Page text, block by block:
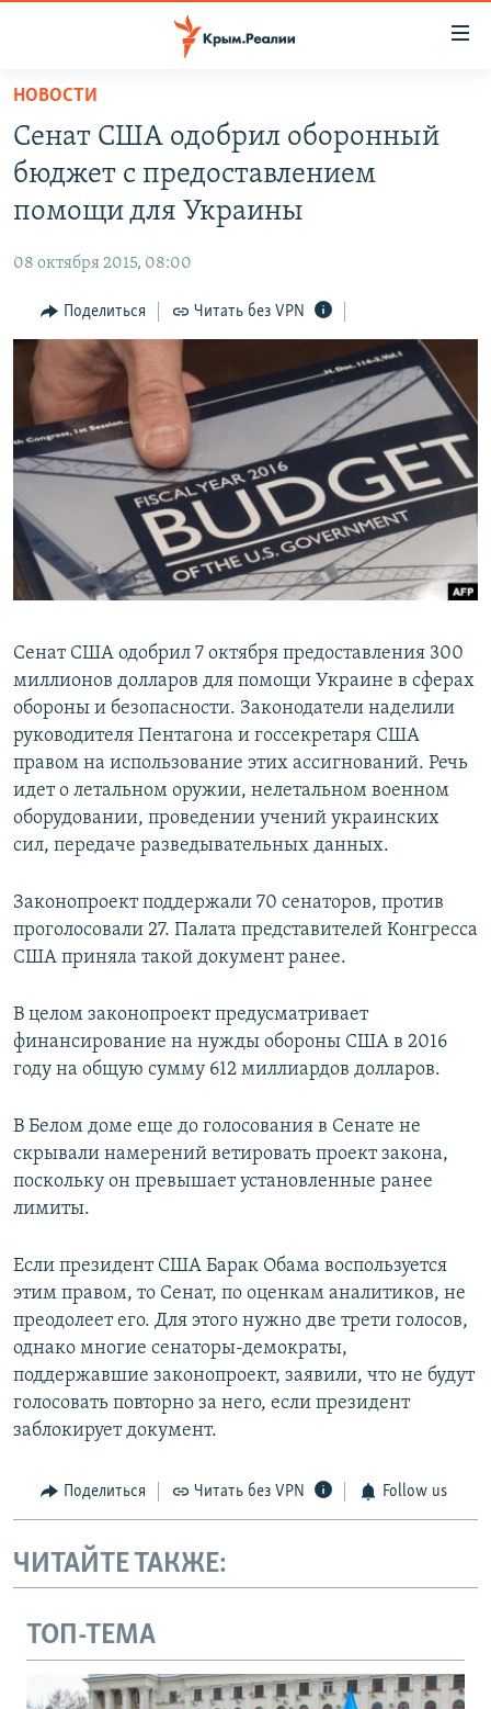
Вернуться
основному
содержанию
главной
навигации
Вернутся
поиску
СПЕЦПРОЕКТЫ
11 ЛЕТ ОККУПАЦИИ КРЫМА. 11 ИСТОРИЙ СОПРОТИВЛЕНИЯ
ЕЩЕ
ИНТЕРАКТИВ
ИНФОГРАФИКА
ТЕЛЕПРОЕКТ КРЫМ.РЕАЛИИ
СОВЕТЫ ПРАВОЗАЩИТНИКОВ
ПРОПАВШИЕ БЕЗ ВЕСТИ
ПОБЕДИТЕЛЕЙ НЕ СУДЯТ?
КРЫМ.НЕПОКОРЕННЫЙ
ELIFBE
РАДІО СВОБОДА
КАК ОБОЙТИ БЛОКИРОВКУ
Українською
Qırımtatar
ПРИСОЕДИНЯЙТЕСЬ!
Все сайты RFE/RL
НОВОСТИ
Сенат США одобрил оборонный
бюджет с предоставлением
помощи для Украины
08 октября 2015, 08:00
Поделиться Читать без VPN
Сенат США одобрил 7 октября предоставления 300
миллионов долларов для помощи Украине в сферах
обороны и безопасности. Законодатели наделили
руководителя Пентагона и госсекретаря США
правом на использование этих ассигнований. Речь
идет о летальном оружии, нелетальном военном
оборудовании, проведении учений украинских
сил, передаче разведывательных данных.
Законопроект поддержали 70 сенаторов, против
проголосовали 27. Палата представителей Конгресса
США приняла такой документ ранее.
В целом законопроект предусматривает
финансирование на нужды обороны США в 2016
году на общую сумму 612 миллиардов долларов.
В Белом доме еще до голосования в Сенате не
скрывали намерений ветировать проект закона,
поскольку он превышает установленные ранее
лимиты.
Если президент США Барак Обама воспользуется
этим правом, то Сенат, по оценкам аналитиков, не
преодолеет его. Для этого нужно две трети голосов,
однако многие сенаторы-демократы,
поддержавшие законопроект, заявили, что не будут
голосовать повторно за него, если президент
заблокирует документ.
Поделиться Читать без VPN Follow us
ЧИТАЙТЕ ТАКЖЕ:
ТОП-ТЕМА